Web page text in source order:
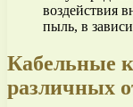
воздействия
пыль, в
Кабельные
различных